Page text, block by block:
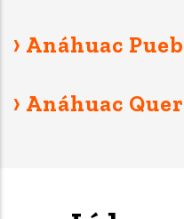
› Anáhuac
› Anáhuac